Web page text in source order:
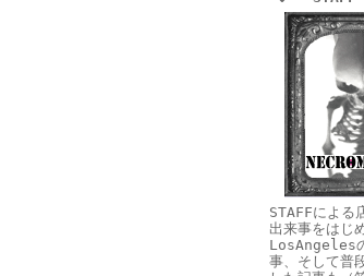
STAFFによる
出来事をはじ
LosAngeles
事、そして普